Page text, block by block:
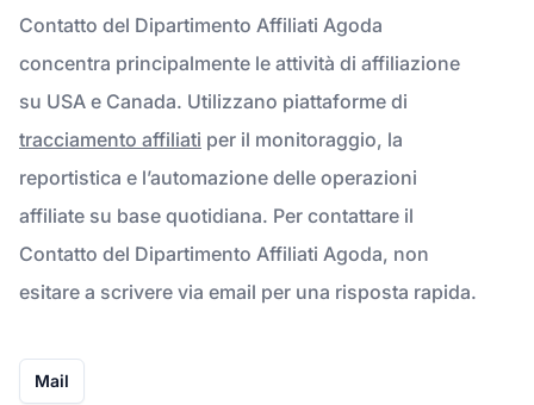
Contatto del Dipartimento Affiliati Agoda
concentra principalmente le attività di affiliazione
su USA e Canada. Utilizzano piattaforme di
tracciamento affiliati per il monitoraggio, la
reportistica e l’automazione delle operazioni
affiliate su base quotidiana. Per contattare il
Contatto del Dipartimento Affiliati Agoda, non
esitare a scrivere via email per una risposta rapida.
Mail